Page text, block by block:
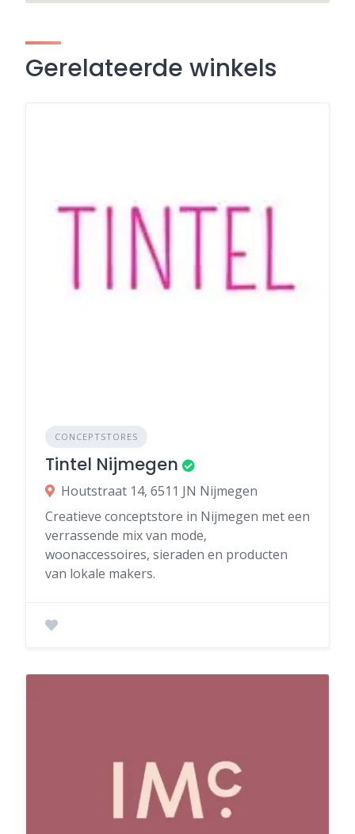
Gerelateerde winkels
CONCEPTSTORES
Tintel Nijmegen
Houtstraat 14, 6511 JN Nijmegen
Creatieve conceptstore in Nijmegen met een
verrassende mix van mode,
woonaccessoires, sieraden en producten
van lokale makers.